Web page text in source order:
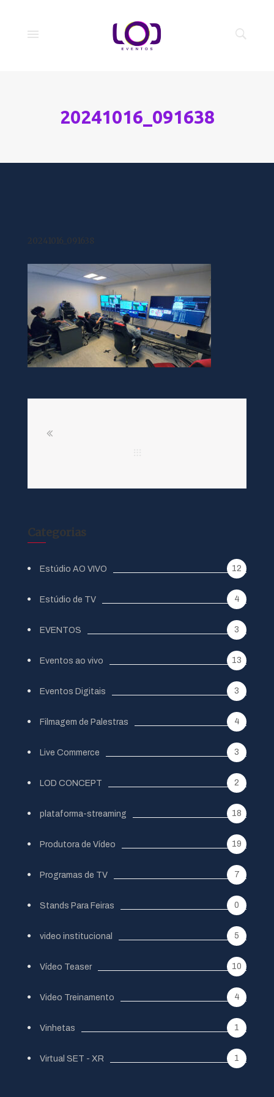
20241016_091638
20241016_091638
Categorias
Estúdio AO VIVO 12
Estúdio de TV 4
EVENTOS 3
Eventos ao vivo 13
Eventos Digitais 3
Filmagem de Palestras 4
Live Commerce 3
LOD CONCEPT 2
plataforma-streaming 18
Produtora de Vídeo 19
Programas de TV 7
Stands Para Feiras 0
video institucional 5
Vídeo Teaser 10
Video Treinamento 4
Vinhetas 1
Virtual SET - XR 1